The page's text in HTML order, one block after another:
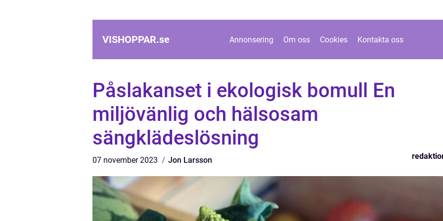
VISHOPPAR.se Annonsering Om oss Cookies Kontakta oss
Påslakanset i ekologisk bomull En
miljövänlig och hälsosam
sängklädeslösning
07 november 2023 Jon Larsson